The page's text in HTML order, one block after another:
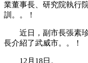
業董事長、研究院執行
訓。。！
近日，副市長張素珍
長介紹了武威市。。！
12月18日。